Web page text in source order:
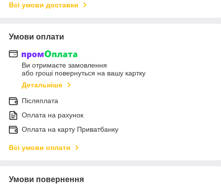
Всі умови доставки
Умови оплати
Ви отримаєте замовлення
або гроші повернуться на вашу картку
Детальніше
Післяплата
Оплата на рахунок
Оплата на карту Приватбанку
Всі умови оплати
Умови повернення